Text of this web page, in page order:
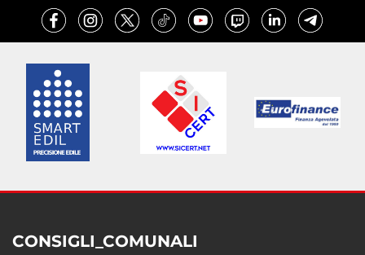
CONSIGLI_COMUNALI